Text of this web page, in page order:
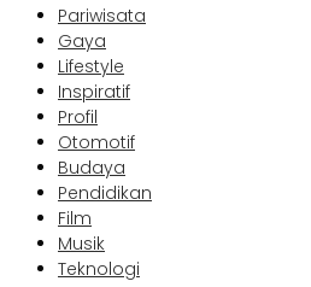
Pariwisata
Gaya
Lifestyle
Inspiratif
Profil
Otomotif
Budaya
Pendidikan
Film
Musik
Teknologi